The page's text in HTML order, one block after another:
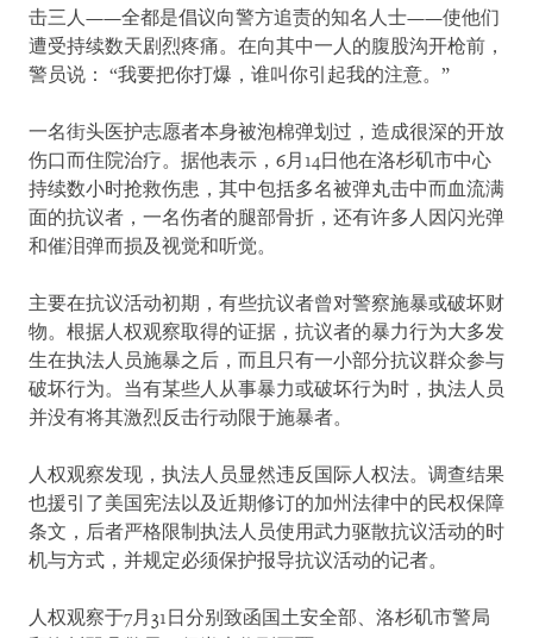
击三人——全都是倡议向警方追责的知名人士——使他们
遭受持续数天剧烈疼痛。在向其中一人的腹股沟开枪前，
警员说： “我要把你打爆，谁叫你引起我的注意。”
一名街头医护志愿者本身被泡棉弹划过，造成很深的开放
伤口而住院治疗。据他表示，6月14日他在洛杉矶市中心
持续数小时抢救伤患，其中包括多名被弹丸击中而血流满
面的抗议者，一名伤者的腿部骨折，还有许多人因闪光弹
和催泪弹而损及视觉和听觉。
主要在抗议活动初期，有些抗议者曾对警察施暴或破坏财
物。根据人权观察取得的证据，抗议者的暴力行为大多发
生在执法人员施暴之后，而且只有一小部分抗议群众参与
破坏行为。当有某些人从事暴力或破坏行为时，执法人员
并没有将其激烈反击行动限于施暴者。
人权观察发现，执法人员显然违反国际人权法。调查结果
也援引了美国宪法以及近期修订的加州法律中的民权保障
条文，后者严格限制执法人员使用武力驱散抗议活动的时
机与方式，并规定必须保护报导抗议活动的记者。
人权观察于7月31日分别致函国土安全部、洛杉矶市警局